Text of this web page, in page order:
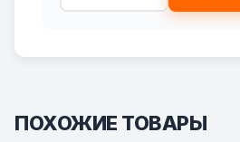
ПОХОЖИЕ ТОВАРЫ